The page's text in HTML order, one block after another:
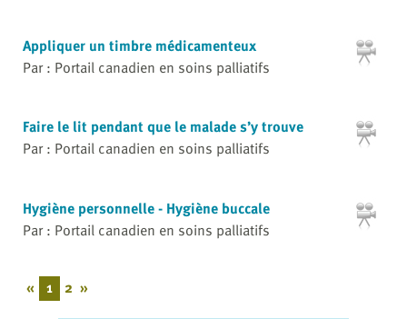
Appliquer un timbre médicamenteux
Par : Portail canadien en soins palliatifs
Faire le lit pendant que le malade s’y trouve
Par : Portail canadien en soins palliatifs
Hygiène personnelle - Hygiène buccale
Par : Portail canadien en soins palliatifs
« 1 2 »